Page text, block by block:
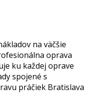
na väčšie
oprava
ku každej oprave
spojené s
práčiek Bratislava